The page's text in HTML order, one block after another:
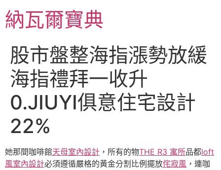
至
主納瓦爾寶典
股市盤整海指漲勢放緩
海指禮拜一收升
0.JIUYI俱意住宅設計
22%
她那間咖啡館天母室內設計 ，所有的物THE R3 寓所品都loft
風室內設計必須遵循嚴格的黃金分割比例擺放侘寂風 ，連咖